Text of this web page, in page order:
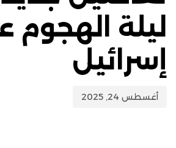
ليلة الهجوم
إسرائيل
أغسطس 24, 2025